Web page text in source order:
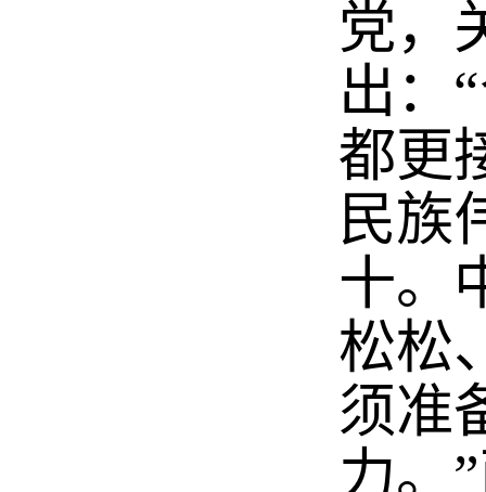
党，
出：
都更
民族
十。
松松
须准
力。